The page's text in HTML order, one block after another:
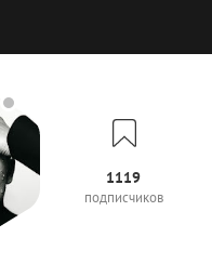
1119
подписчиков